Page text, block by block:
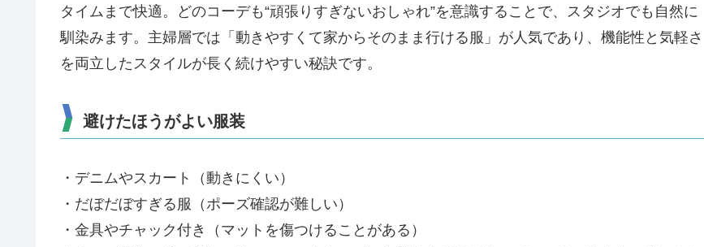
タイムまで快適。どのコーデも“頑張りすぎないおしゃれ”を意識することで、スタジオでも自然に
馴染みます。主婦層では「動きやすくて家からそのまま行ける服」が人気であり、機能性と気軽さ
を両立したスタイルが長く続けやすい秘訣です。
避けたほうがよい服装
・デニムやスカート（動きにくい）
・だぼだぼすぎる服（ポーズ確認が難しい）
・金具やチャック付き（マットを傷つけることがある）